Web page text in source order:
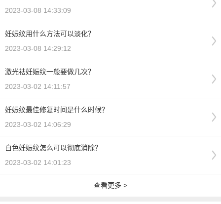
2023-03-08 14:33:09
妊娠纹用什么方法可以淡化？
2023-03-08 14:29:12
激光祛妊娠纹一般要做几次？
2023-03-02 14:11:57
妊娠纹最佳修复时间是什么时候？
2023-03-02 14:06:29
白色妊娠纹怎么可以彻底消除？
2023-03-02 14:01:23
查看更多 >